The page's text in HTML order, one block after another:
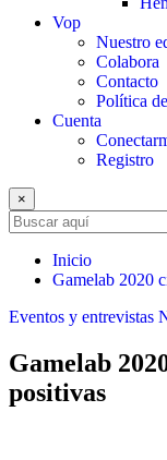
Vop
Nuestro
Colabora
Contacto
Política
Cuenta
Registro
×
Inicio
Gamelab 2020
Eventos y entrevistas
Gamelab
positivas